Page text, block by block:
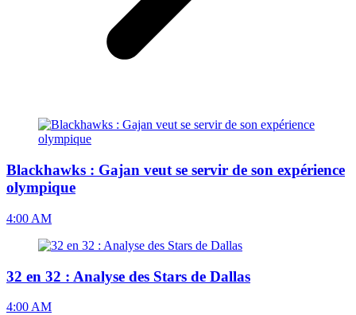
Blackhawks : Gajan veut se servir de son expérience
olympique
4:00 AM
32 en 32 : Analyse des Stars de Dallas
4:00 AM